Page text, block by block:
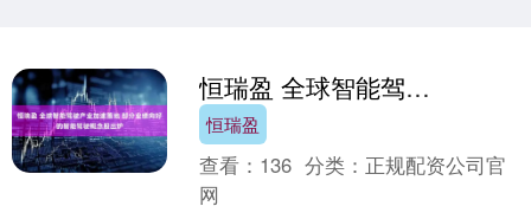
恒瑞盈 全球智能驾驶产业加速落地 部分业绩向好的智能驾驶概念股出炉
恒瑞盈
查看： 136 分类： 正规配资公司官
网